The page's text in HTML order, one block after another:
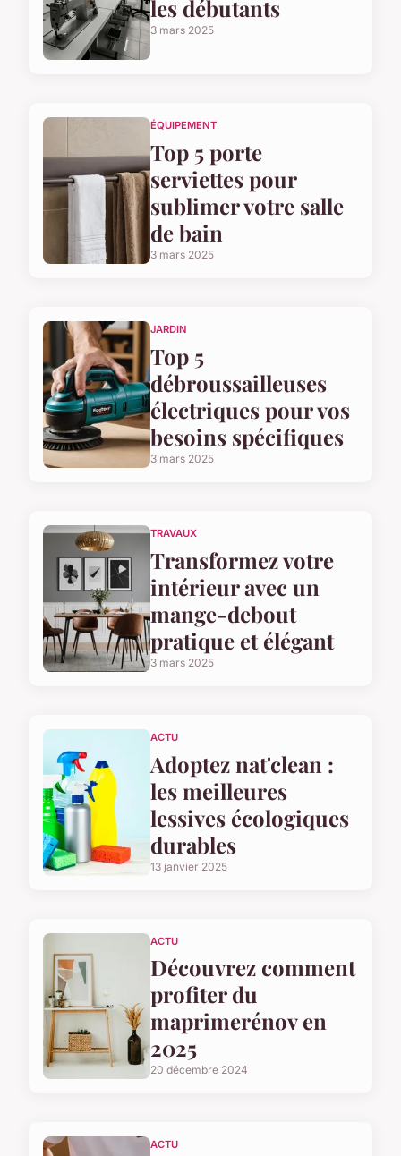
les débutants
3 mars 2025
ÉQUIPEMENT
Top 5 porte
serviettes pour
sublimer votre salle
de bain
3 mars 2025
JARDIN
Top 5
débroussailleuses
électriques pour vos
besoins spécifiques
3 mars 2025
TRAVAUX
Transformez votre
intérieur avec un
mange-debout
pratique et élégant
3 mars 2025
ACTU
Adoptez nat'clean :
les meilleures
lessives écologiques
durables
13 janvier 2025
ACTU
Découvrez comment
profiter du
maprimerénov en
2025
20 décembre 2024
ACTU